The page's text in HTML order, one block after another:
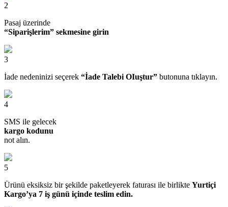
2
Pasaj üzerinde
“Siparişlerim” sekmesine girin
3
İade nedeninizi seçerek “İade Talebi OIuştur” butonuna tıklayın.
4
SMS ile gelecek
kargo kodunu
not alın.
5
Ürünü eksiksiz bir şekilde paketleyerek faturası ile birlikte Yurtiçi
Kargo’ya 7 iş günü içinde teslim edin.